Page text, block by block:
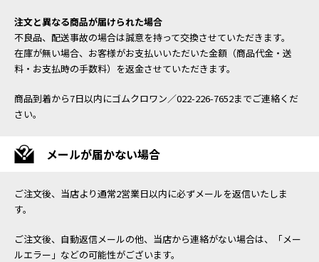
注文と異なる商品が届けられた場合
不良品、配送事故の場合は誠意を持って交換させていただきます。
在庫が無い場合、お客様がお支払いいただいた金額（商品代金・送
料・お支払時の手数料）を返金させていただきます。
商品到着から7日以内にゴムクロワン／022-226-7652までご連絡くだ
さい。
メールが届かない場合
ご注文後、当店より通常2営業日以内に必ずメールを返信いたしま
す。
ご注文後、自動返信メールの他、当店から連絡がない場合は、「メー
ルエラー」などの可能性がございます。